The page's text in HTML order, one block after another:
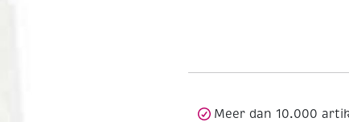
Meer dan 10.000